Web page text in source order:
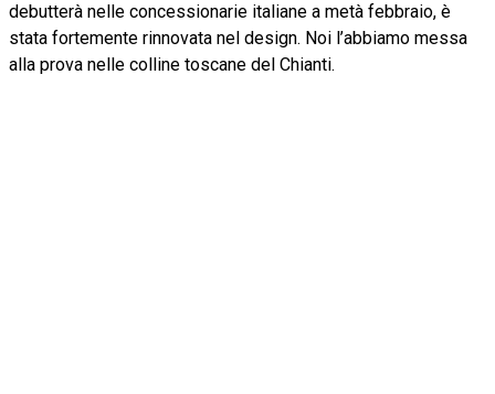
debutterà nelle concessionarie italiane a metà febbraio, è
stata fortemente rinnovata nel design. Noi l’abbiamo messa
alla prova nelle colline toscane del Chianti.